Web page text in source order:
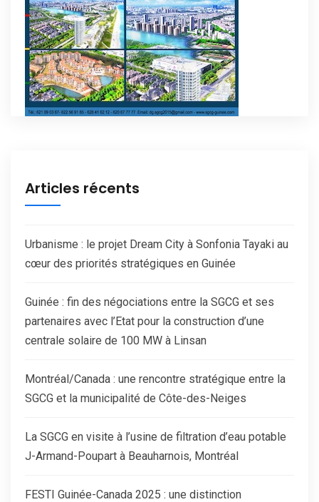
Articles récents
Urbanisme : le projet Dream City à Sonfonia Tayaki au
cœur des priorités stratégiques en Guinée
Guinée : fin des négociations entre la SGCG et ses
partenaires avec l’Etat pour la construction d’une
centrale solaire de 100 MW à Linsan
Montréal/Canada : une rencontre stratégique entre la
SGCG et la municipalité de Côte-des-Neiges
La SGCG en visite à l’usine de filtration d’eau potable
J-Armand-Poupart à Beauharnois, Montréal
FESTI Guinée-Canada 2025 : une distinction